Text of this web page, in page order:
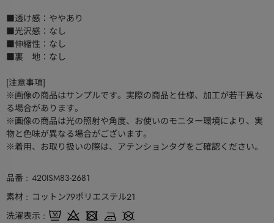
■透け感：ややあり
■光沢感：なし
■伸縮性：なし
■裏 地：なし
[注意事項]
※画像の商品はサンプルです。実際の商品と仕様、加工が若干異な
る場合があります。
※画像の商品は光の照射や角度、お使いのモニター環境により、実
物と色味が異なる場合がございます。
※着用、お取り扱いの際は、アテンションタグをご確認ください。
品番
420ISM83-2681
素材
コットン79ポリエステル21
洗濯表示